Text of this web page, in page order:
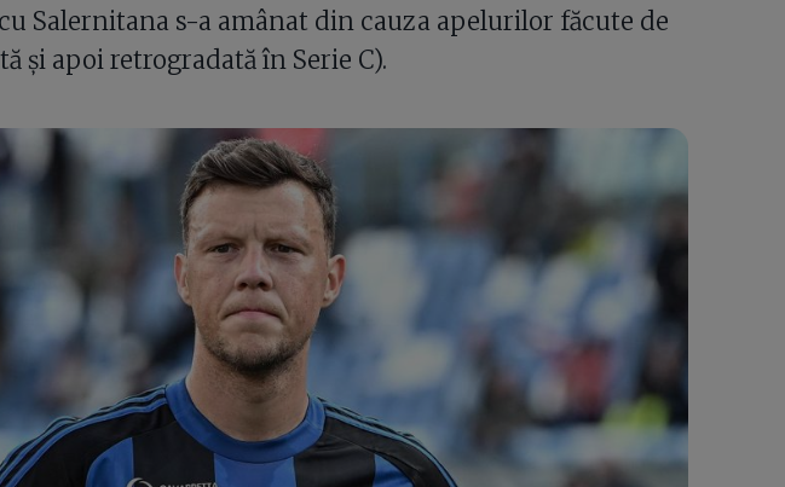
Salernitana s-a amânat din cauza apelurilor făcute de
și apoi retrogradată în Serie C).